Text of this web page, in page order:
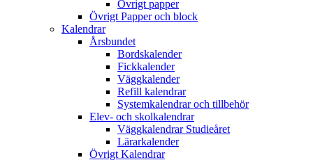
Övrigt papper
Övrigt Papper och block
Kalendrar
Årsbundet
Bordskalender
Fickkalender
Väggkalender
Refill kalendrar
Systemkalendrar och tillbehör
Elev- och skolkalendrar
Väggkalendrar Studieåret
Lärarkalender
Övrigt Kalendrar